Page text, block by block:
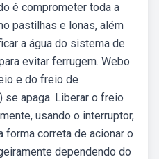
é comprometer toda a
pastilhas e lonas, além
a água do sistema de
evitar ferrugem. Webo
e do freio de
se apaga. Liberar o freio
usando o interruptor,
forma correta de acionar o
dependendo do